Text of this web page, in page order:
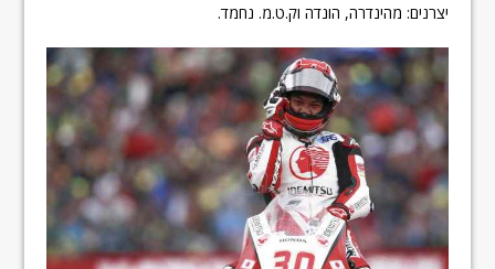
יצרנים: מהינדרה, הונדה וק.ט.מ. נחמד.